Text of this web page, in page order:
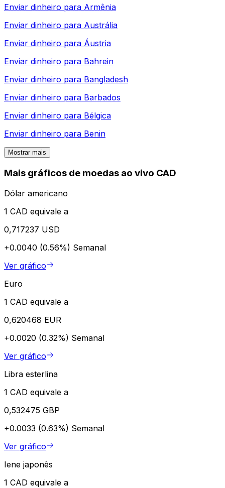
Enviar dinheiro para Armênia
Enviar dinheiro para Austrália
Enviar dinheiro para Áustria
Enviar dinheiro para Bahrein
Enviar dinheiro para Bangladesh
Enviar dinheiro para Barbados
Enviar dinheiro para Bélgica
Enviar dinheiro para Benin
Mostrar mais
Mais gráficos de moedas ao vivo CAD
Dólar americano
1 CAD equivale a
0,717237 USD
+0.0040 (0.56%) Semanal
Ver gráfico
Euro
1 CAD equivale a
0,620468 EUR
+0.0020 (0.32%) Semanal
Ver gráfico
Libra esterlina
1 CAD equivale a
0,532475 GBP
+0.0033 (0.63%) Semanal
Ver gráfico
Iene japonês
1 CAD equivale a